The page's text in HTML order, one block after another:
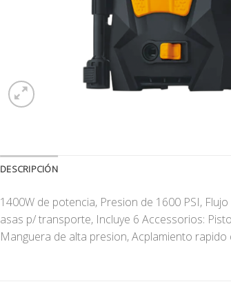
DESCRIPCIÓN
1400W de potencia, Presion de 1600 PSI,
asas p/ transporte, Incluye 6 Accessorios:
Manguera de alta presion, Acplamiento